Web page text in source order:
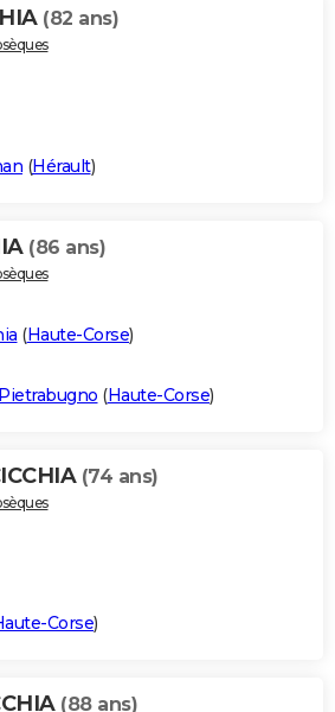
(82 ans)
(Hérault)
(86 ans)
(Haute-Corse)
(Haute-Corse)
(74 ans)
Corse)
(88 ans)